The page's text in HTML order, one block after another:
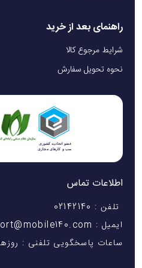
راهنمای بعد از خرید
شرایط مرجوع کالا
نحوه تحویل سفارش
اطلاعات تماس
تلفن : 02142140
ایمیل : support@mobile140.com
ساعات پاسخگویی تلفنی : روزهای